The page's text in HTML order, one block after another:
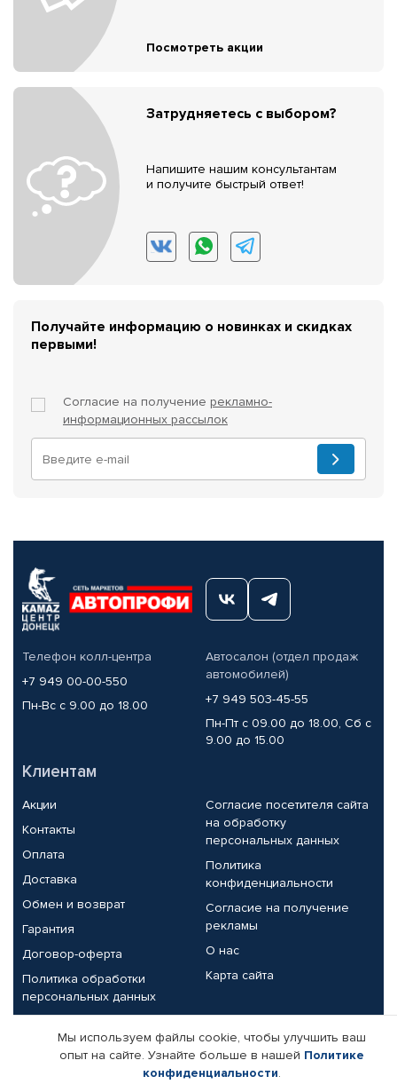
Посмотреть акции
Затрудняетесь с выбором?
Напишите нашим консультантам
и получите быстрый ответ!
Получайте информацию о новинках и скидках
первыми!
Согласие на получение рекламно-
информационных рассылок
Телефон колл-центра
+7 949 00-00-550
Пн-Вс с 9.00 до 18.00
Автосалон (отдел продаж
автомобилей)
+7 949 503-45-55
Пн-Пт с 09.00 до 18.00, Сб с
9.00 до 15.00
Клиентам
Акции
Контакты
Оплата
Доставка
Обмен и возврат
Гарантия
Договор-оферта
Политика обработки
персональных данных
Согласие посетителя сайта
на обработку
персональных данных
Политика
конфиденциальности
Согласие на получение
рекламы
О нас
Карта сайта
Партнерам
Корпоративным клиентам
Реквизиты компании
Мы используем файлы cookie, чтобы улучшить ваш
опыт на сайте. Узнайте больше в нашей Политике
конфиденциальности.